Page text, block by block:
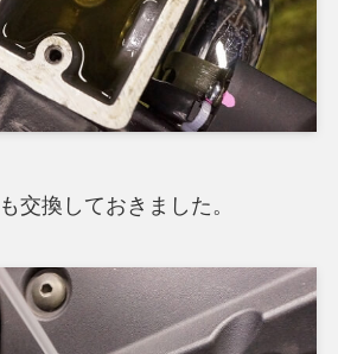
交換しておきました。